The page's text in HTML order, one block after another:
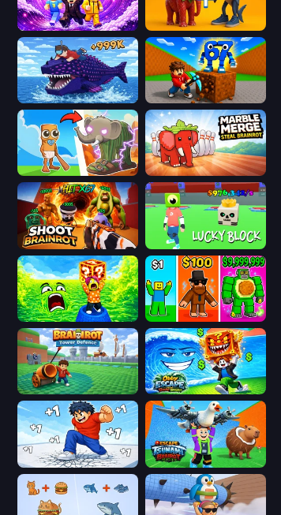
Obby - BrainWave
Obby Fish Challenge: Ride Obby: Break Rocks For Brainrots
Brainrot Evolution Marble Merge: Steal Brainrot Game
Shoot Brainrot Lucky Block
Save Memerots: Acid Lava lake Obby Brainrot Merge
Brainrot Tower Defence Obby Escape from Tsunami Brainrot
Break a Skyscraper Escape Tsunami Brainrot